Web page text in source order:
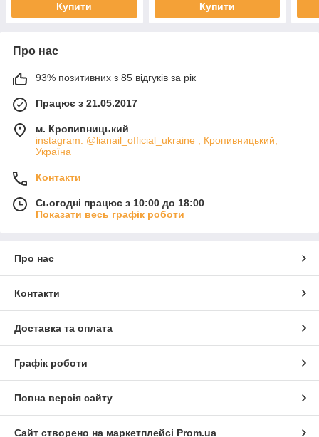
Купити Купити
Про нас
93% позитивних з 85 відгуків за рік
Працює з 21.05.2017
м. Кропивницький
instagram: @lianail_official_ukraine , Кропивницький,
Україна
Контакти
Сьогодні працює з 10:00 до 18:00
Показати весь графік роботи
Про нас
Контакти
Доставка та оплата
Графік роботи
Повна версія сайту
Сайт створено на маркетплейсі Prom.ua